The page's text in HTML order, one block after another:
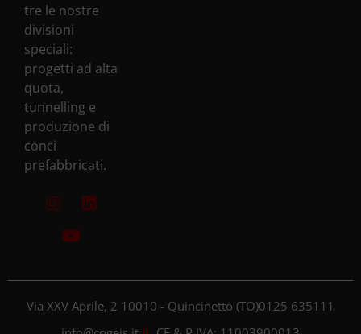
tre le nostre
divisioni
speciali:
progetti ad alta
quota,
tunnelling e
produzione di
conci
prefabbricati.
Via XXV Aprile, 2 10010 - Quincinetto (TO)0125 635111